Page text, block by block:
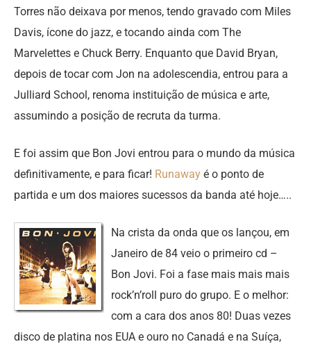
Torres não deixava por menos, tendo gravado com Miles
Davis, ícone do jazz, e tocando ainda com The
Marvelettes e Chuck Berry. Enquanto que David Bryan,
depois de tocar com Jon na adolescendia, entrou para a
Julliard School, renoma instituição de música e arte,
assumindo a posição de recruta da turma.
E foi assim que Bon Jovi entrou para o mundo da música
definitivamente, e para ficar! Runaway é o ponto de
partida e um dos maiores sucessos da banda até hoje…..
Na crista da onda que os lançou, em
Janeiro de 84 veio o primeiro cd –
Bon Jovi. Foi a fase mais mais mais
rock’n’roll puro do grupo. E o melhor:
com a cara dos anos 80! Duas vezes
disco de platina nos EUA e ouro no Canadá e na Suíça,